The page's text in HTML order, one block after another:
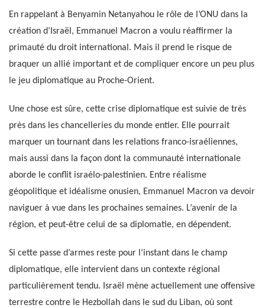
En rappelant à Benyamin Netanyahou le rôle de l’ONU dans la
création d’Israël, Emmanuel Macron a voulu réaffirmer la
primauté du droit international. Mais il prend le risque de
braquer un allié important et de compliquer encore un peu plus
le jeu diplomatique au Proche-Orient.
Une chose est sûre, cette crise diplomatique est suivie de très
près dans les chancelleries du monde entier. Elle pourrait
marquer un tournant dans les relations franco-israéliennes,
mais aussi dans la façon dont la communauté internationale
aborde le conflit israélo-palestinien. Entre réalisme
géopolitique et idéalisme onusien, Emmanuel Macron va devoir
naviguer à vue dans les prochaines semaines. L’avenir de la
région, et peut-être celui de sa diplomatie, en dépendent.
Si cette passe d’armes reste pour l’instant dans le champ
diplomatique, elle intervient dans un contexte régional
particulièrement tendu. Israël mène actuellement une offensive
terrestre contre le Hezbollah dans le sud du Liban, où sont